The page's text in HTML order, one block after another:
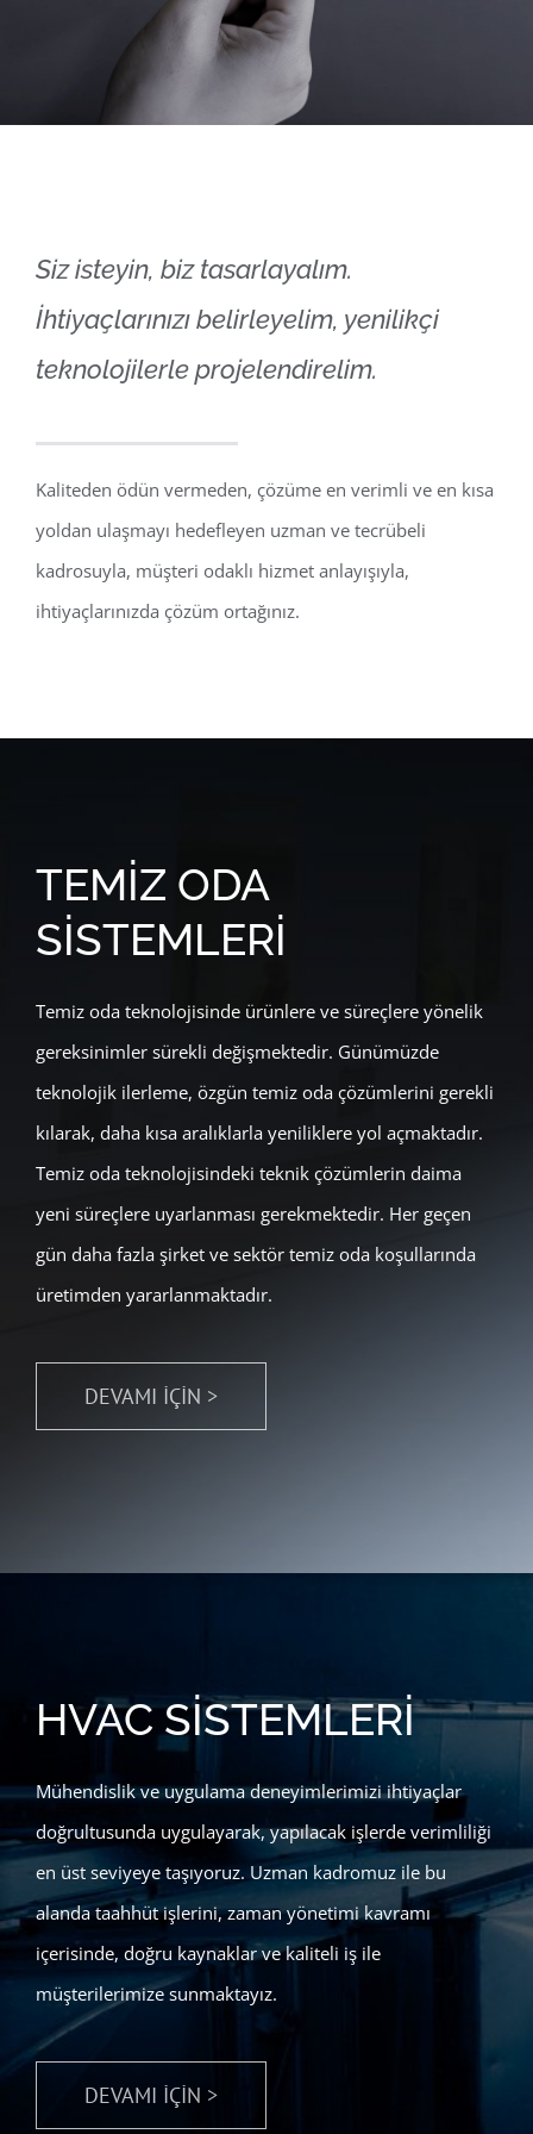
Siz isteyin, biz tasarlayalım.
İhtiyaçlarınızı belirleyelim, yenilikçi
teknolojilerle projelendirelim.
Kaliteden ödün vermeden, çözüme en verimli ve en kısa
yoldan ulaşmayı hedefleyen uzman ve tecrübeli
kadrosuyla, müşteri odaklı hizmet anlayışıyla,
ihtiyaçlarınızda çözüm ortağınız.
TEMİZ ODA
SİSTEMLERİ
Temiz oda teknolojisinde ürünlere ve süreçlere yönelik
gereksinimler sürekli değişmektedir. Günümüzde
teknolojik ilerleme, özgün temiz oda çözümlerini gerekli
kılarak, daha kısa aralıklarla yeniliklere yol açmaktadır.
Temiz oda teknolojisindeki teknik çözümlerin daima
yeni süreçlere uyarlanması gerekmektedir. Her geçen
gün daha fazla şirket ve sektör temiz oda koşullarında
üretimden yararlanmaktadır.
DEVAMI İÇİN >
HVAC SİSTEMLERİ
Mühendislik ve uygulama deneyimlerimizi ihtiyaçlar
doğrultusunda uygulayarak, yapılacak işlerde verimliliği
en üst seviyeye taşıyoruz. Uzman kadromuz ile bu
alanda taahhüt işlerini, zaman yönetimi kavramı
içerisinde, doğru kaynaklar ve kaliteli iş ile
müşterilerimize sunmaktayız.
DEVAMI İÇİN >